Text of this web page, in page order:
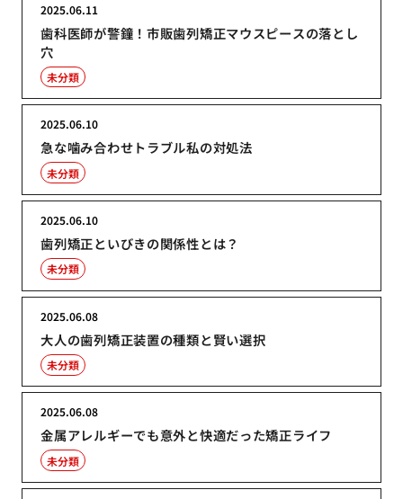
歯科医師が警鐘！市販歯列矯正マウスピースの落とし
穴
2025.06.11
未分類
急な噛み合わせトラブル私の対処法
2025.06.10
未分類
歯列矯正といびきの関係性とは？
2025.06.10
未分類
大人の歯列矯正装置の種類と賢い選択
2025.06.08
未分類
金属アレルギーでも意外と快適だった矯正ライフ
2025.06.08
未分類